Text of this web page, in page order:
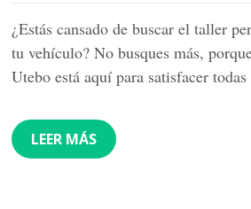
¿Estás cansado de buscar el taller
tu vehículo? No busques más,
Utebo está aquí para satisfacer
LEER MÁS